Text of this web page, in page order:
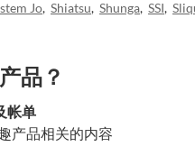
Jo, Shiatsu, Shunga, SSI,
品？
帐单
产品相关的内容